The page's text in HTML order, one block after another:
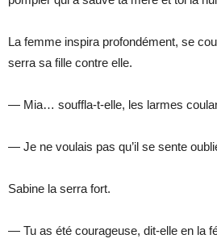
La femme inspira profondément, se
serra sa fille contre elle.
— Mia… souffla-t-elle, les larmes
— Je ne voulais pas qu’il se sente
Sabine la serra fort.
— Tu as été courageuse, dit-elle en la